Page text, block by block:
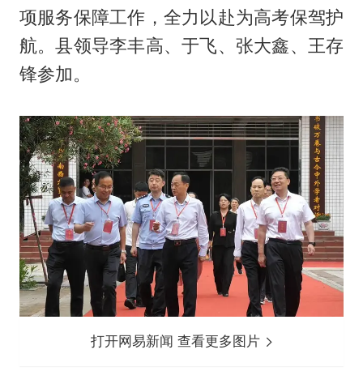
项服务保障工作，全力以赴为高考保驾护
航。县领导李丰高、于飞、张大鑫、王存
锋参加。
打开网易新闻 查看更多图片